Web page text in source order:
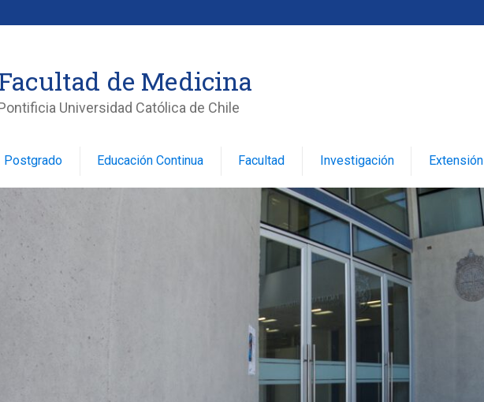
de Medicina
Universidad Católica de Chile
Postgrado Educación Continua Facultad Investigación Extensión